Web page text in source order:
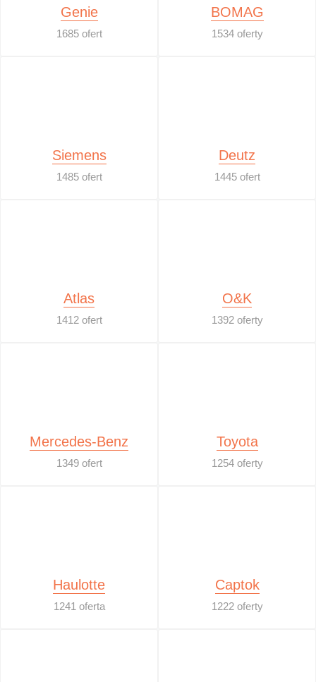
Genie
1685 ofert
BOMAG
1534 oferty
Siemens
1485 ofert
Deutz
1445 ofert
Atlas
1412 ofert
O&K
1392 oferty
Mercedes-Benz
1349 ofert
Toyota
1254 oferty
Haulotte
1241 oferta
Captok
1222 oferty